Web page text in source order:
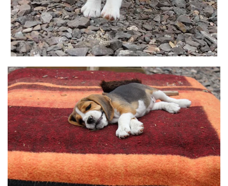
BILD ANZEIGEN